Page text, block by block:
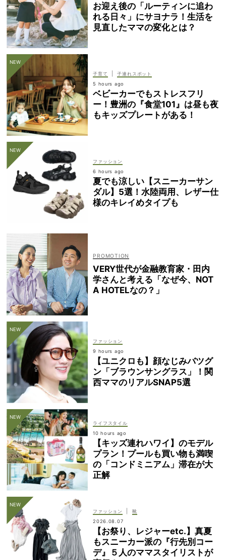
お迎え後の「ルーティンに追わ
れる日々」にサヨナラ！生活を
見直したママの変化とは？
子育て
子連れスポット
5 hours ago
ベビーカーでもストレスフリ
ー！豊洲の『食堂101』は昼も夜
もキッズプレートがある！
ファッション
6 hours ago
夏でも涼しい【スニーカーサン
ダル】5選！水陸両用、レザー仕
様のキレイめタイプも
VERY世代が金融教育家・田内
学さんと考える「なぜ今、NOT
A HOTELなの？」
ファッション
9 hours ago
【ユニクロも】顔なじみバツグ
ン「ブラウンサングラス」！関
西ママのリアルSNAP5選
ライフスタイル
10 hours ago
【キッズ連れハワイ】のモデル
プラン！プールも買い物も満喫
の「コンドミニアム」滞在が大
正解
ファッション
靴
2026.08.07
【お祭り、レジャーetc.】真夏
もスニーカー派の『行先別コー
デ』５人のママスタイリストが